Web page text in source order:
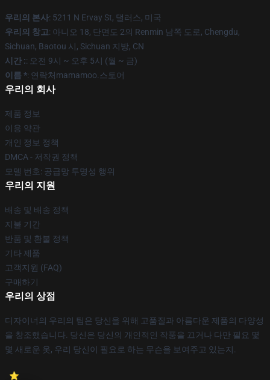
우리의 본사: 5211 N Ervay St, 댈러스, 미국
우리의 창고: 아니오 18, 단면도 2의 Renmin 남쪽 도로, Chengdu,
Sichuan, Baotou 시, Sichuan 지방, CN
시간 :: 오전 9시 ~ 오후 5시 (월 ~ 금)
이름 *: 연락처mamamoo.스토어
우리의 회사
제품 정보
이용 약관
개인 정보 정책
DMCA - 저작권 정책
모델 번호: 공급망 투명성 행위
우리의 지원
배송 및 배송 정책
지불 기간
반품 및 환불 정책
기타 제품
고객지원 (FAQ)
구매하기
우리의 상점
디자이너의 우리의 팀은 당신을 위해 고품질과 아름다운 제품의 다양성
을 창조했습니다. 당신은 당신의 개인적인 작풍을 끄거나 다만 필요 몇
몇 새로운 옷, 우리 당신이 필요로 하는 무슨을 보여주고 있는지.